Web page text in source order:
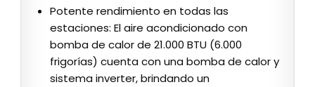
Potente rendimiento en todas las
estaciones: El aire acondicionado con
bomba de calor de 21.000 BTU (6.000
frigorías) cuenta con una bomba de calor y
sistema inverter, brindando un